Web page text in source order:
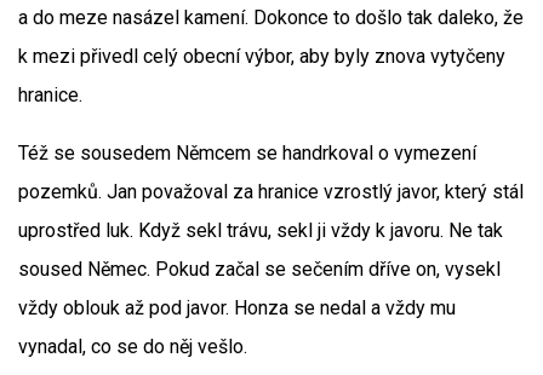
a do meze nasázel kamení. Dokonce to došlo tak daleko, že
k mezi přivedl celý obecní výbor, aby byly znova vytyčeny
hranice.
Též se sousedem Němcem se handrkoval o vymezení
pozemků. Jan považoval za hranice vzrostlý javor, který stál
uprostřed luk. Když sekl trávu, sekl ji vždy k javoru. Ne tak
soused Němec. Pokud začal se sečením dříve on, vysekl
vždy oblouk až pod javor. Honza se nedal a vždy mu
vynadal, co se do něj vešlo.